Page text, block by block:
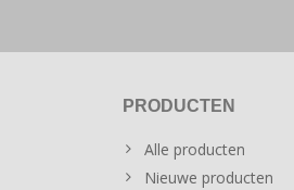
PRODUCTEN
Alle producten
Nieuwe producten